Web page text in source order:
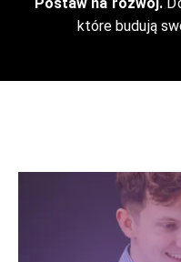
Postaw na rozwój.
które budują